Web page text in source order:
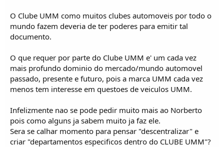
O Clube UMM como muitos clubes automoveis por todo o
mundo fazem deveria de ter poderes para emitir tal
documento.
O que requer por parte do Clube UMM e' um cada vez
mais profundo dominio do mercado/mundo automovel
passado, presente e futuro, pois a marca UMM cada vez
menos tem interesse em questoes de veiculos UMM.
Infelizmente nao se pode pedir muito mais ao Norberto
pois como alguns ja sabem muito ja faz ele.
Sera se calhar momento para pensar "descentralizar" e
criar "departamentos especificos dentro do CLUBE UMM"?